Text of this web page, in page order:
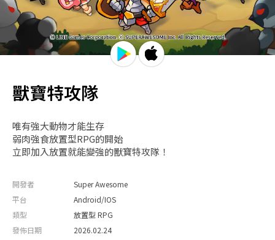
獸寶特攻隊
唯有強大動物才能生存
弱肉強食放置型RPG的開始
立即加入放置就能變強的獸寶特攻隊！
開發者
Super Awesome
平台
Android/IOS
類型
放置型 RPG
發佈日期
2026.02.24